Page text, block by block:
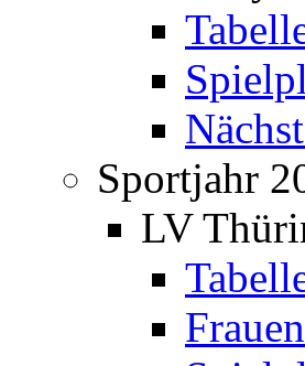
Sportjahr
LV